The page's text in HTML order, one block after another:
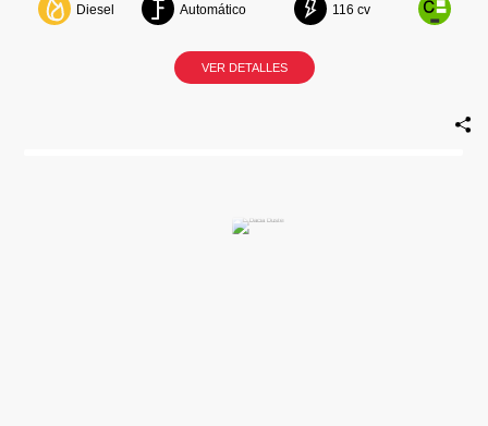
Diesel Automático 116 cv
VER DETALLES